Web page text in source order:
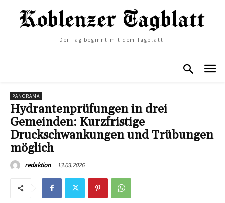
Der Tag beginnt mit dem Tagblatt.
PANORAMA
Hydrantenprüfungen in drei
Gemeinden: Kurzfristige
Druckschwankungen und Trübungen
möglich
redaktion 13.03.2026